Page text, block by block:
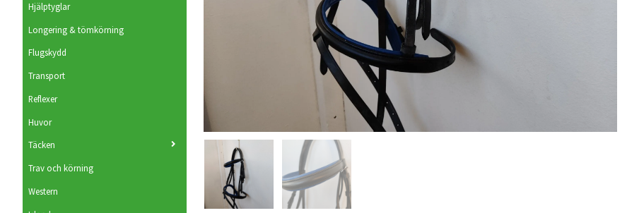
Hjälptyglar
Longering & tömkörning
Flugskydd
Transport
Reflexer
Huvor
Täcken
Trav och körning
Western